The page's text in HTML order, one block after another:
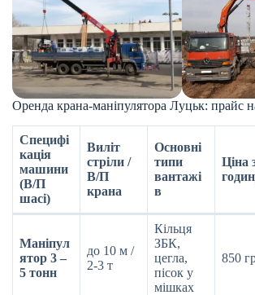
Оренда крана-маніпулятора Луцьк: прайс
Специфі
кація
машини
(В/П
шасі)
Виліт
стріли /
В/П
крана
Основні
типи
вантажі
в
Ціна
Маніпул
ятор 3 –
5 тонн
до 10 м /
2-3 т
Кільця
ЗБК,
цегла,
пісок у
мішках
850